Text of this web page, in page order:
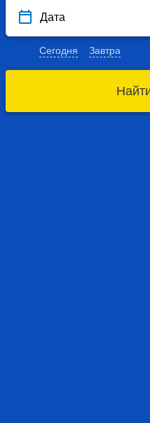
Дата
Сегодня Завтра